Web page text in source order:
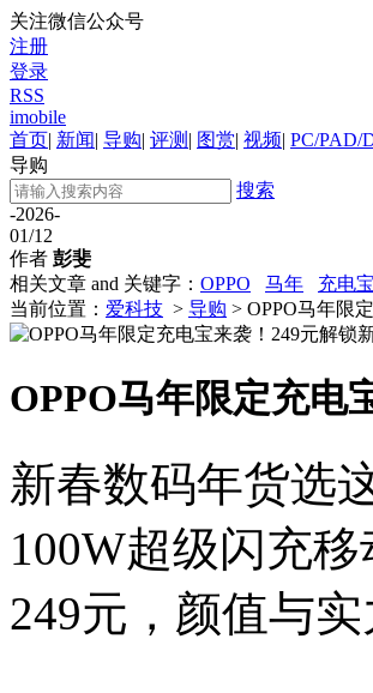
关注微信公众号
注册
登录
RSS
imobile
首页| 新闻| 导购| 评测 | 图赏| 视频| PC/PAD/
导购
搜索
-2026-
01/12
作者 彭斐
相关文章 and 关键字： OPPO 马年
充电宝
当前位置： 爱科技 > 导购 > OPPO马年限
OPPO马年限定充电
新春数码年货选
100W超级闪充
249元，颜值与